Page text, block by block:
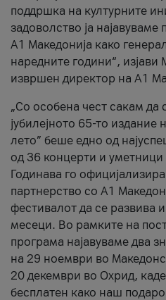
поддршка на културните
задоволство ја
A1 Македонија како
наредните години“, изјави
извршен директор на A1
„Со особена чест сакам да
јубилејното 65-то издание
лето” беше едно од
од 36 концерти и уметници
Годинава го
партнерство со А1
фестивалот да се развива
месеци. Во рамките на
програма најавуваме два
на 29 ноември во
20 декември во Охрид,
бесплатен како наш